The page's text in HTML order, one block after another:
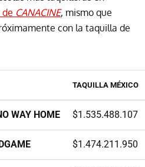
CANACINE, mismo que
con la taquilla de
TAQUILLA MÉXICO
WAY HOME $1.535.488.107
$1.474.211.950